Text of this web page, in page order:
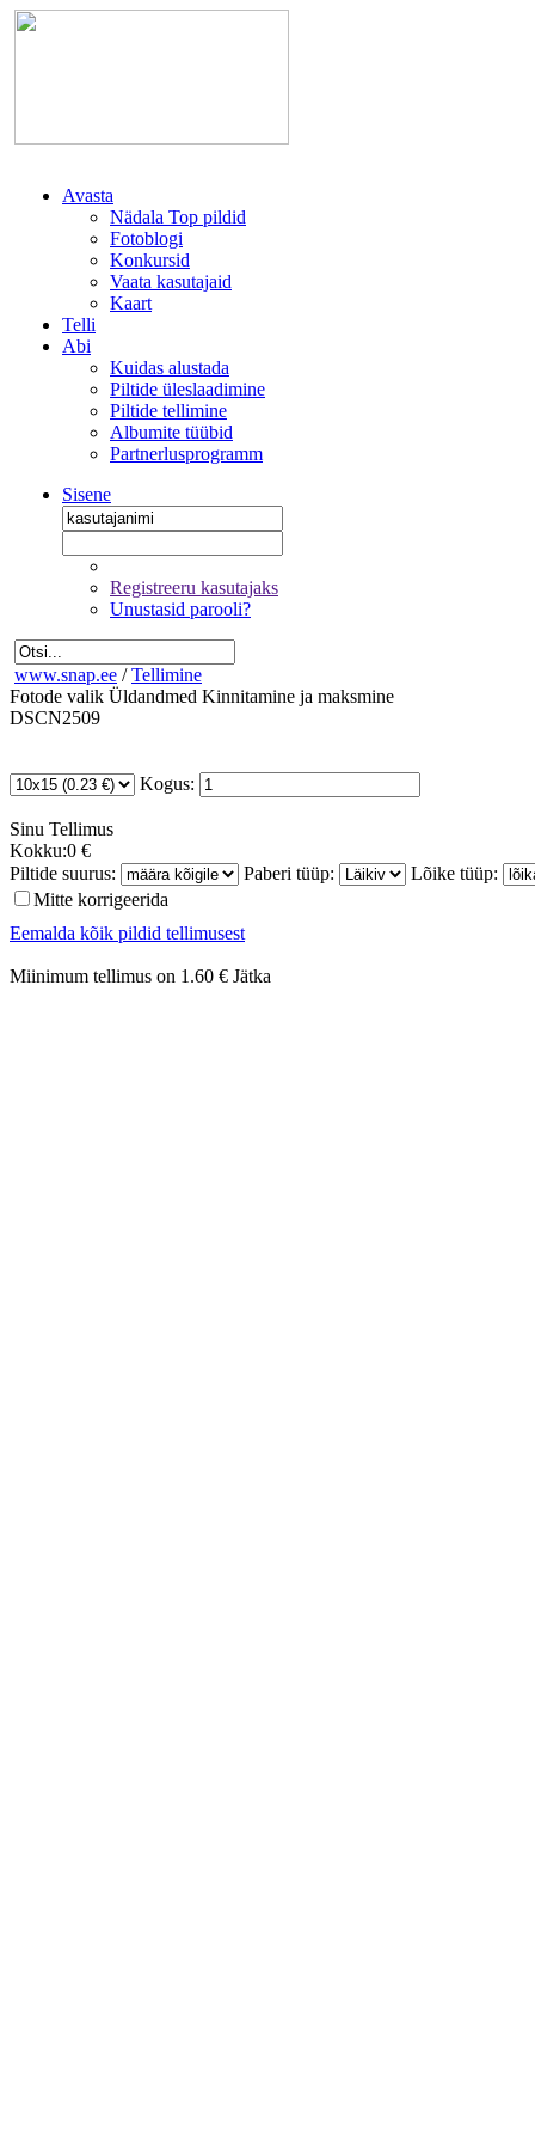
Avasta
Nädala Top pildid
Fotoblogi
Konkursid
Vaata kasutajaid
Kaart
Telli
Abi
Kuidas alustada
Piltide üleslaadimine
Piltide tellimine
Albumite tüübid
Partnerlusprogramm
Sisene
Registreeru kasutajaks
Unustasid parooli?
www.snap.ee / Tellimine
Fotode valik Üldandmed Kinnitamine ja maksmine
DSCN2509
Kogus:
Sinu Tellimus
Kokku:0 €
Piltide suurus:
Paberi tüüp:
Lõike tüüp:
Mitte korrigeerida
Eemalda kõik pildid tellimusest
Miinimum tellimus on 1.60 € Jätka